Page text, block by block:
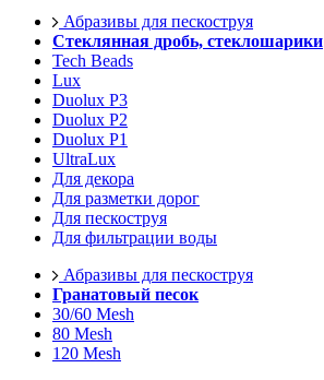
Абразивы для пескоструя
Стеклянная дробь, стеклошарики
Tech Beads
Lux
Duolux P3
Duolux P2
Duolux P1
UltraLux
Для декора
Для разметки дорог
Для пескоструя
Для фильтрации воды
Абразивы для пескоструя
Гранатовый песок
30/60 Mesh
80 Mesh
120 Mesh